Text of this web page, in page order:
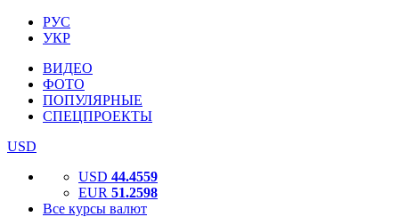
РУС
УКР
ВИДЕО
ФОТО
ПОПУЛЯРНЫЕ
СПЕЦПРОЕКТЫ
USD
USD 44.4559
EUR 51.2598
Все курсы валют